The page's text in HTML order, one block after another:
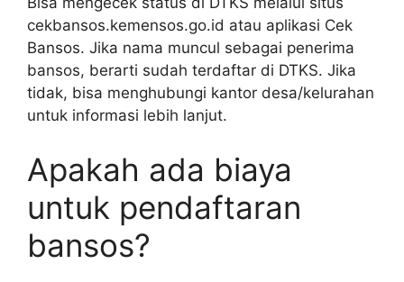
cekbansos.kemensos.go.id atau aplikasi Cek
Bansos. Jika nama muncul sebagai penerima
bansos, berarti sudah terdaftar di DTKS. Jika
tidak, bisa menghubungi kantor desa/kelurahan
untuk informasi lebih lanjut.
Apakah ada biaya
untuk pendaftaran
bansos?